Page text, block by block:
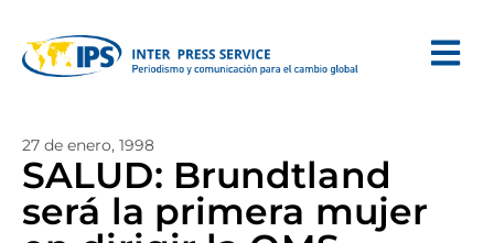
27 de enero, 1998
SALUD: Brundtland
será la primera mujer